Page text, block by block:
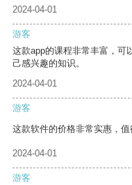
2024-04-01
游客
这款app的课程非常丰富，可
己感兴趣的知识。
2024-04-01
游客
这款软件的价格非常实惠，值
2024-04-01
游客